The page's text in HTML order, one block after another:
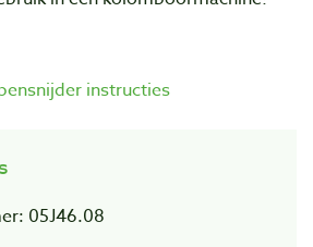
instructies
05J46.08